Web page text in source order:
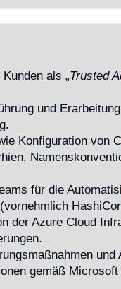
als „Trusted
und
Konfiguration von
für die
der Azure Cloud
gemäß